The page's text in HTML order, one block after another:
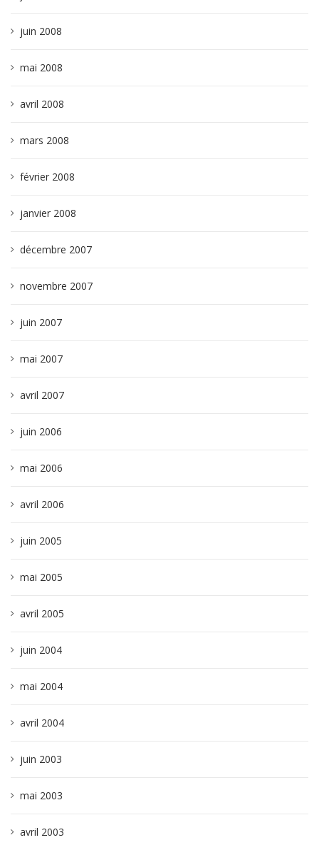
juin 2008
mai 2008
avril 2008
mars 2008
février 2008
janvier 2008
décembre 2007
novembre 2007
juin 2007
mai 2007
avril 2007
juin 2006
mai 2006
avril 2006
juin 2005
mai 2005
avril 2005
juin 2004
mai 2004
avril 2004
juin 2003
mai 2003
avril 2003